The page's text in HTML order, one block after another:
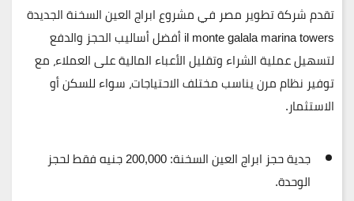
تقدمشركة تطوير مصر في مشروعابراج العين السخنة الجديدة
il monte galala marina towersأفضل أساليب الحجز والدفع
لتسهيل عملية الشراء وتقليل الأعباء المالية على العملاء، مع
توفير نظام مرن يناسب مختلف الاحتياجات، سواء للسكن أو
الاستثمار.
جدية حجز ابراج العين السخنة:
200,000 جنيه فقط لحجز
الوحدة.